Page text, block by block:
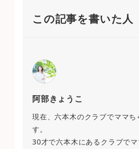
この記事を書いた人
阿部きょうこ
現在、六本木のクラブでママち
す。
30才で六本木にあるクラブで